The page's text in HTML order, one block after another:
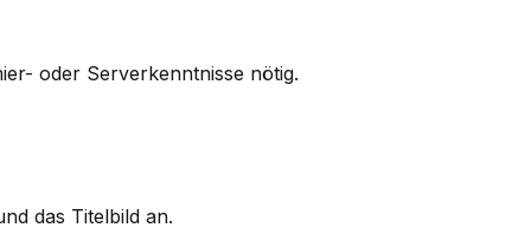
oder Serverkenntnisse nötig.
das Titelbild an.